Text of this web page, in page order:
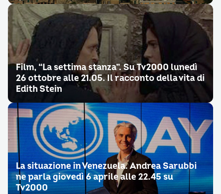
Film, “La settima stanza”. Su Tv2000 lunedì
26 ottobre alle 21.05. Il racconto della vita di
Edith Stein
La situazione in Venezuela. Andrea Sarubbi
ne parla giovedì 6 aprile alle 22.45 su
Tv2000